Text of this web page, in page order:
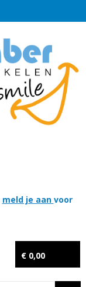
meld je aan voor
€ 0,00